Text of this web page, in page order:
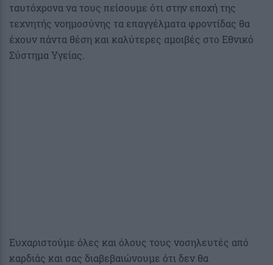
ταυτόχρονα να τους πείσουμε ότι στην εποχή της
τεχνητής νοημοσύνης τα επαγγέλματα φροντίδας θα
έχουν πάντα θέση και καλύτερες αμοιβές στο Εθνικό
Σύστημα Υγείας.
Ευχαριστούμε όλες και όλους τους νοσηλευτές από
καρδιάς και σας διαβεβαιώνουμε ότι δεν θα